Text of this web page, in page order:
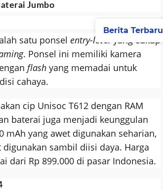
Jumbo
satu ponsel entry-level yang cukup
. Ponsel ini memiliki kamera
flash yang memadai untuk
cahaya.
cip Unisoc T612 dengan RAM
baterai juga menjadi keunggulan
mAh yang awet digunakan seharian,
sambil diisi daya. Harga
dari Rp 899.000 di pasar Indonesia.
Berita Terbaru